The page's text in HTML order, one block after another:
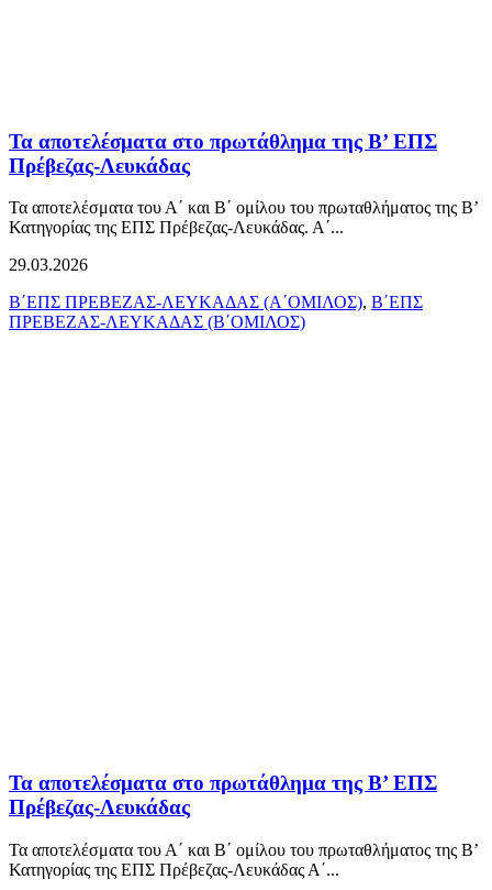
Τα αποτελέσματα στο πρωτάθλημα της Β’ ΕΠΣ
Πρέβεζας-Λευκάδας
Τα αποτελέσματα του Α΄ και Β΄ ομίλου του πρωταθλήματος της Β’
Κατηγορίας της ΕΠΣ Πρέβεζας-Λευκάδας. Α΄...
29.03.2026
Β΄ΕΠΣ ΠΡΕΒΕΖΑΣ-ΛΕΥΚΑΔΑΣ (Α΄ΟΜΙΛΟΣ), Β΄ΕΠΣ
ΠΡΕΒΕΖΑΣ-ΛΕΥΚΑΔΑΣ (Β΄ΟΜΙΛΟΣ)
Τα αποτελέσματα στο πρωτάθλημα της Β’ ΕΠΣ
Πρέβεζας-Λευκάδας
Τα αποτελέσματα του Α΄ και Β΄ ομίλου του πρωταθλήματος της Β’
Κατηγορίας της ΕΠΣ Πρέβεζας-Λευκάδας Α΄...